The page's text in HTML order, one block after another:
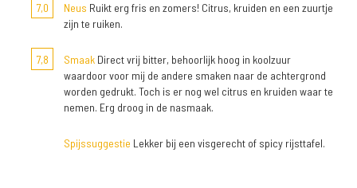
7,0 Neus Ruikt erg fris en zomers! Citrus, kruiden en een zuurtje
zijn te ruiken.
7,8 Smaak Direct vrij bitter, behoorlijk hoog in koolzuur
waardoor voor mij de andere smaken naar de achtergrond
worden gedrukt. Toch is er nog wel citrus en kruiden waar te
nemen. Erg droog in de nasmaak.
Spijssuggestie Lekker bij een visgerecht of spicy rijsttafel.